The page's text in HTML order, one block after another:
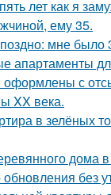
лет как я
ему 35.
мне было
апартаменты
оформлены с
XX века.
в зелёных
дома
без